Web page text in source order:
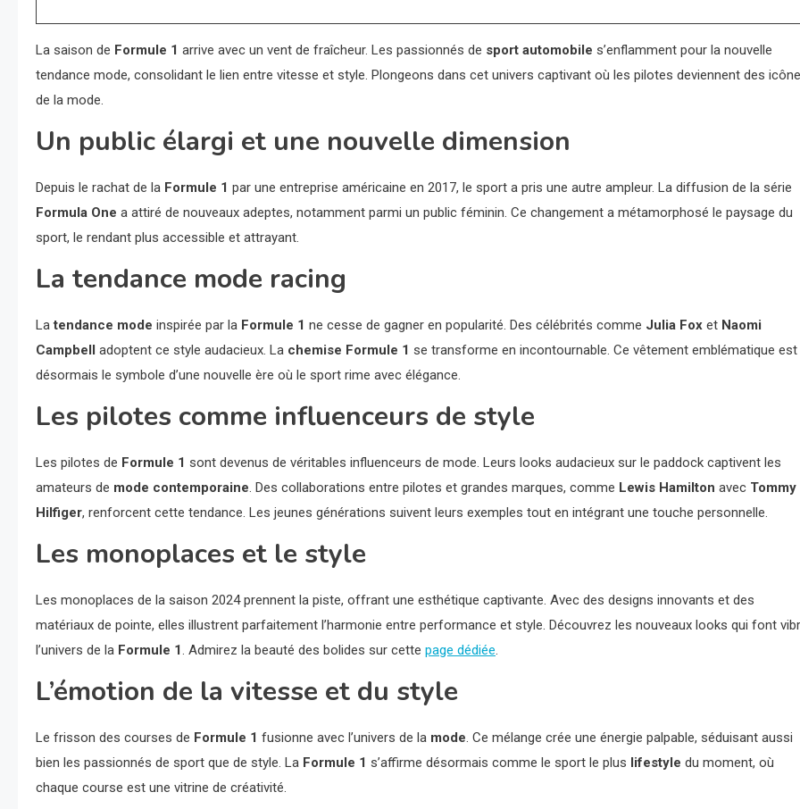
La saison de Formule 1 arrive avec un vent de fraîcheur. Les passionnés de sport automobile s’enflamment pour la nouvelle
tendance mode, consolidant le lien entre vitesse et style. Plongeons dans cet univers captivant où les pilotes deviennent des
de la mode.
Un public élargi et une nouvelle dimension
Depuis le rachat de la Formule 1 par une entreprise américaine en 2017, le sport a pris une autre ampleur. La diffusion de la série
Formula One a attiré de nouveaux adeptes, notamment parmi un public féminin. Ce changement a métamorphosé le paysage du
sport, le rendant plus accessible et attrayant.
La tendance mode racing
Latendance mode inspirée par la Formule 1 ne cesse de gagner en popularité. Des célébrités comme Julia Fox et Naomi
Campbell adoptent ce style audacieux. La chemise Formule 1 se transforme en incontournable. Ce vêtement emblématique est
désormais le symbole d’une nouvelle ère où le sport rime avec élégance.
Les pilotes comme influenceurs de style
Les pilotes de Formule 1 sont devenus de véritables influenceurs de mode. Leurs looks audacieux sur le paddock captivent les
amateurs de mode contemporaine. Des collaborations entre pilotes et grandes marques, comme Lewis Hamilton avec Tommy
Hilfiger, renforcent cette tendance. Les jeunes générations suivent leurs exemples tout en intégrant une touche personnelle.
Les monoplaces et le style
Les monoplaces de la saison 2024 prennent la piste, offrant une esthétique captivante. Avec des designs innovants et des
matériaux de pointe, elles illustrent parfaitement l’harmonie entre performance et style. Découvrez les nouveaux looks qui font
l’univers de la Formule 1. Admirez la beauté des bolides sur cette page dédiée.
L’émotion de la vitesse et du style
Le frisson des courses de Formule 1 fusionne avec l’univers de la mode. Ce mélange crée une énergie palpable, séduisant aussi
bien les passionnés de sport que de style. La Formule 1 s’affirme désormais comme le sport le plus lifestyle du moment, où
chaque course est une vitrine de créativité.